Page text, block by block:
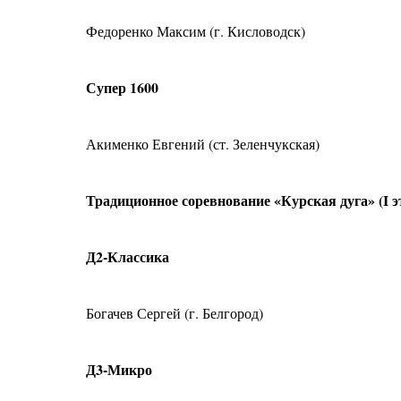
Федоренко Максим (г. Кисловодск)
Супер 1600
Акименко Евгений (ст. Зеленчукская)
Традиционное соревнование «Курская дуга» (I
Д2-Классика
Богачев Сергей (г. Белгород)
Д3-Микро